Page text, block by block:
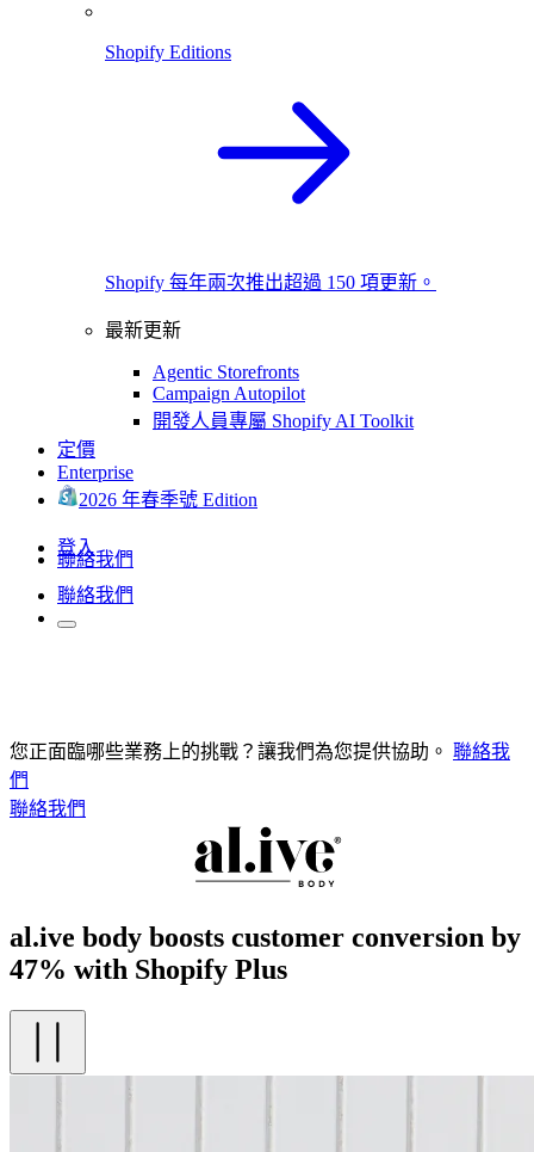
Shopify Editions
Shopify 每年兩次推出超過 150 項更新。
最新更新
Agentic Storefronts
Campaign Autopilot
開發人員專屬 Shopify AI Toolkit
定價
Enterprise
2026 年春季號 Edition
登入
聯絡我們
聯絡我們
您正面臨哪些業務上的挑戰？讓我們為您提供協助。 聯絡我
們
聯絡我們
al.ive body boosts customer conversion by
47% with Shopify Plus